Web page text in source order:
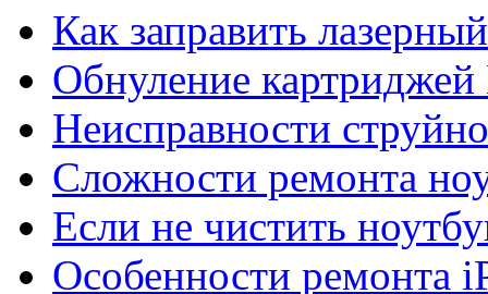
Как заправить
Обнуление
Неисправности
Сложности ремонта
Если не чистить
Особенности ремонта